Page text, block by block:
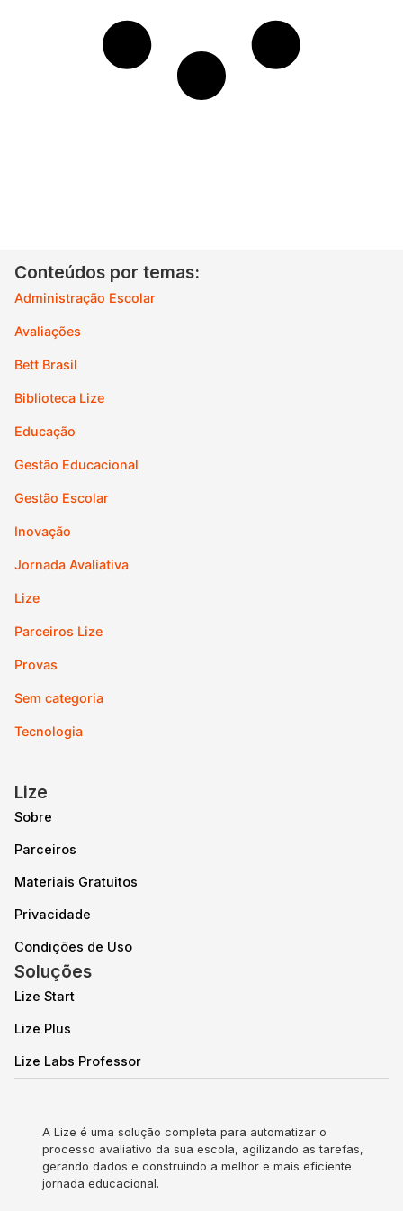
Conteúdos por temas:
Administração Escolar
Avaliações
Bett Brasil
Biblioteca Lize
Educação
Gestão Educacional
Gestão Escolar
Inovação
Jornada Avaliativa
Lize
Parceiros Lize
Provas
Sem categoria
Tecnologia
Lize
Sobre
Parceiros
Materiais Gratuitos
Privacidade
Condições de Uso
Soluções
Lize Start
Lize Plus
Lize Labs Professor
A Lize é uma solução completa para automatizar o
processo avaliativo da sua escola, agilizando as tarefas,
gerando dados e construindo a melhor e mais eficiente
jornada educacional.